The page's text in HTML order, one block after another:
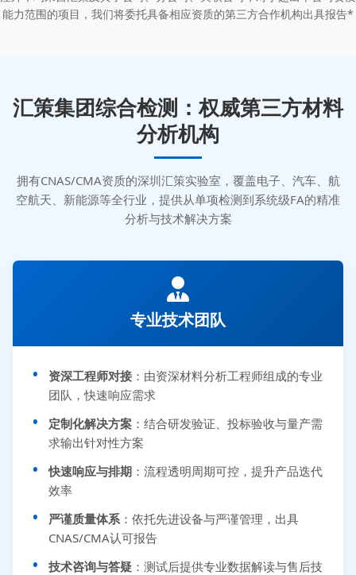
能力范围的项目，我们将委托具备相应资质的第三方合作机构出具报告*
汇策集团综合检测：权威第三方材料
分析机构
拥有CNAS/CMA资质的深圳汇策实验室，覆盖电子、汽车、航
空航天、新能源等全行业，提供从单项检测到系统级FA的精准
分析与技术解决方案
专业技术团队
资深工程师对接 ：由资深材料分析工程师组成的专业
团队，快速响应需求
定制化解决方案 ：结合研发验证、投标验收与量产需
求输出针对性方案
快速响应与排期 ：流程透明周期可控，提升产品迭代
效率
严谨质量体系 ：依托先进设备与严谨管理，出具
CNAS/CMA认可报告
技术咨询与答疑 ：测试后提供专业数据解读与售后技